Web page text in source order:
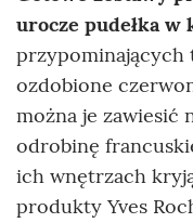
urocze pudełka w
przypominających
ozdobione
można je zawiesić
odrobinę
ich wnętrzach
produkty Yves